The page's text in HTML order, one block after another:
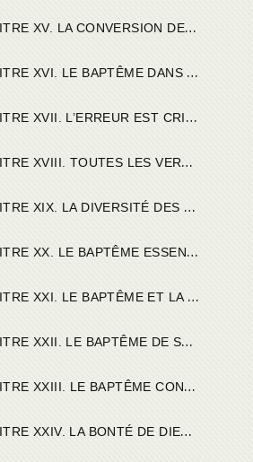
DES HÉRÉTIQUES REDRESSE LEUR FOI ET NON PAS LEUR BAPTÊME.
LE BAPTÊME DANS L’UNITÉ ET DANS LE SCHISME.
EST CRIMINELLE ET NON PAS LE BAPTÊME DES HÉRÉTIQUES.
TOUTES LES VERTUS, HORS DE L’UNITÉ, SONT INUTILES AU SALUT.
XIX. LA DIVERSITÉ DES CHÂTIMENTS EN ENFER.
BAPTÊME ESSENTIELLEMENT BON DANS LES JUSTES ET LES PÉCHEURS.
LE BAPTÊME ET LA JUSTICE NÉCESSAIRES POUR ALLER AU CIEL.
XXII. LE BAPTÊME DE SANG ET DE VOLONTÉ
XXIII. LE BAPTÊME CONFÉRÉ AUX ENFANTS.
LA BONTÉ DE DIEU SUPPLÉE A CE QUI MANQUE AUX ENFANTS.